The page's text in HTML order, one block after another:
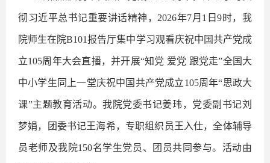
彻习近平总书记重要讲话精神，2026年7月1日9时，我
院师生在院B101报告厅集中学习观看庆祝中国共产党成
立105周年大会直播，并开展“知党 爱党 跟党走”全国大
中小学生同上一堂庆祝中国共产党成立105周年“思政大
课”主题教育活动。我院党委书记姜玮，党委副书记刘
梦娟，团委书记王海希，专职组织员王入仕，全体辅导
员老师及我院150名学生党员、团员共同参与。活动由